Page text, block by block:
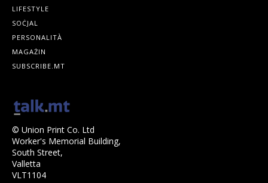
LIFESTYLE
SOĊJAL
PERSONALITÀ
MAGAŻIN
SUBSCRIBE.MT
© Union Print Co. Ltd
Worker's Memorial Building,
South Street,
Valletta
VLT1104